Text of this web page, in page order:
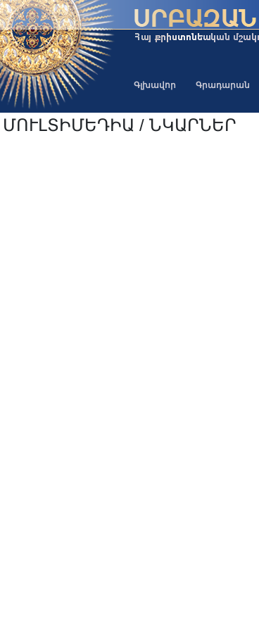
Գլխավոր Գրադարան
ՄՈՒԼՏԻՄԵԴԻԱ / ՆԿԱՐՆԵՐ